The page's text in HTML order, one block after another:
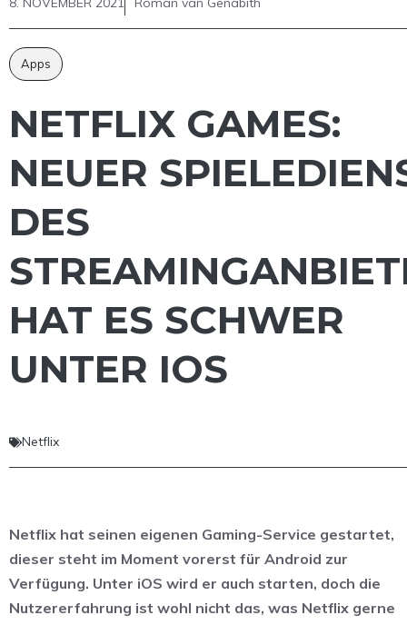
Apps
NETFLIX GAMES:
NEUER
DES
HAT ES SCHWER
UNTER IOS
Netflix
Netflix hat seinen eigenen Gaming-Service gestartet,
dieser steht im Moment vorerst für Android zur
Verfügung. Unter iOS wird er auch starten, doch die
Nutzererfahrung ist wohl nicht das, was Netflix gerne